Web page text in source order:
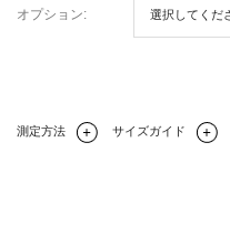
オプション:
測定方法 サイズガイド